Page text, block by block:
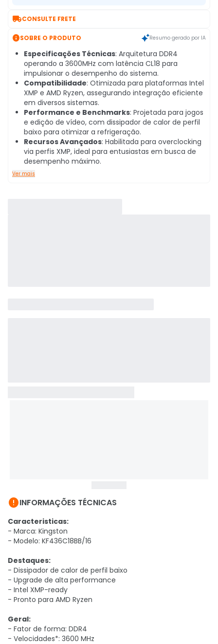
CONSULTE FRETE
SOBRE O PRODUTO Resumo gerado por IA
Especificações Técnicas: Arquitetura DDR4
operando a 3600MHz com latência CL18 para
impulsionar o desempenho do sistema.
Compatibilidade: Otimizada para plataformas Intel
XMP e AMD Ryzen, assegurando integração eficiente
em diversos sistemas.
Performance e Benchmarks: Projetada para jogos
e edição de vídeo, com dissipador de calor de perfil
baixo para otimizar a refrigeração.
Recursos Avançados: Habilitada para overclocking
via perfis XMP, ideal para entusiastas em busca de
desempenho máximo.
Ver mais
INFORMAÇÕES TÉCNICAS
Caracteristicas:
- Marca: Kingston
- Modelo: KF436C18BB/16
Destaques:
- Dissipador de calor de perfil baixo
- Upgrade de alta performance
- Intel XMP-ready
- Pronto para AMD Ryzen
Geral:
- Fator de forma: DDR4
- Velocidades*: 3600 MHz